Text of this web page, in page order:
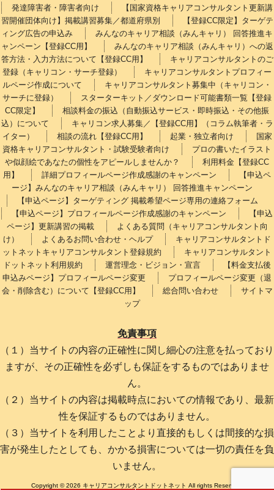
発達障害者・障害者向け
【国家資格キャリアコンサルタント更新講
習開催団体向け】掲載講習募集／都道府県別
【登録CC限定】ターゲテ
ィング広告の申込み
みんなのキャリア相談（みんキャリ） 回答推進キ
ャンペーン【登録CC用】
みんなのキャリア相談（みんキャリ）への返
答方法・入力方法について【登録CC用】
キャリアコンサルタントのご
登録（キャリコン・サーチ登録）
キャリアコンサルタントプロフィー
ルページ作成について
キャリアコンサルタント募集中（キャリコン・
サーチに登録）
スターターキット／ダウンロード可能書類一覧【登録
CC限定】
相談料金の振込（自動振込サービス・即時振込・その他振
込）について
キャリコン求人募集／【登録CC用】（コラム執筆者・ラ
イター）
相談の流れ【登録CC用】 起業・独立者向け
国家
資格キャリアコンサルタント・試験受験者向け
プロの書いたイラスト
や似顔絵であなたの個性をアピールしませんか？
利用料金【登録CC
用】
詳細プロフィールページ作成感謝のキャンペーン
【申込ペ
ージ】みんなのキャリア相談（みんキャリ） 回答推進キャンペーン
【申込ページ】ターゲティング 掲載希望ページ専用の連絡フォーム
【申込ページ】プロフィールページ作成感謝のキャンペーン
【申込
ページ】更新講習の掲載
よくある質問（キャリアコンサルタント向
け）
よくあるお問い合わせ・ヘルプ
キャリアコンサルタントド
ットネットキャリアコンサルタント登録規約
キャリアコンサルタント
ドットネット利用規約
運営理念・ビジョン・宣言
【料金支払後
申込みページ】プロフィールページ変更
プロフィールページ変更（退
会・削除含む）について【登録CC用】
総合問い合わせ
サイトマ
ップ
免責事項
（１）当サイトの内容の正確性に関し細心の注意を払っており
ますが、その正確性を必ずしも保証をするものではありませ
ん。
（２）当サイトの内容は掲載時点においての情報であり、最新
性を保証するものではありません。
（３）当サイトを利用したことより直接的もしくは間接的な損
害が発生したとしても、かかる損害については一切の責任を負
いません。
Copyright © 2026 キャリアコンサルタントドットネット All rights Reserved.